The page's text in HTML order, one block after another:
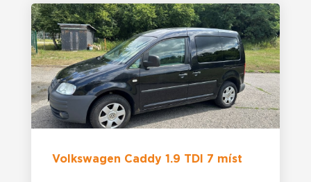
Volkswagen Caddy 1.9 TDI 7 míst